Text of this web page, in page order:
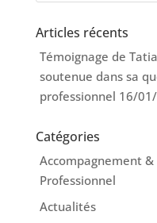
Articles récents
Témoignage de
soutenue dans sa
professionnel 16/
Catégories
Accompagnement
Professionnel
Actualités